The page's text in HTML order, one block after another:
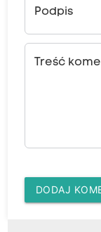
Podpis
Treść
DODAJ